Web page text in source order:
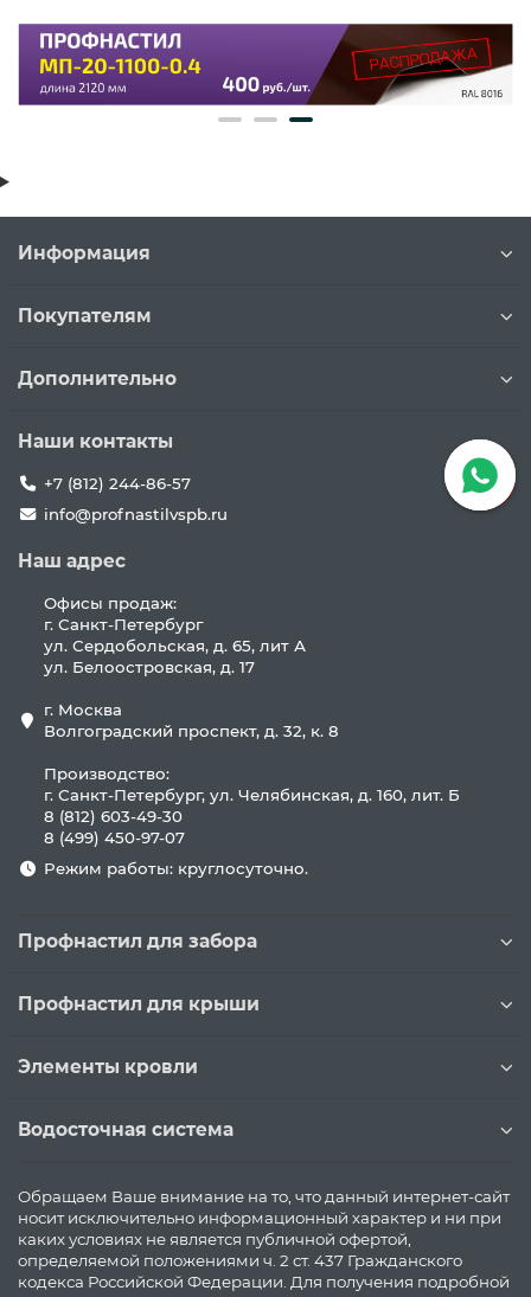
Информация
Покупателям
Дополнительно
Наши контакты
+7 (812) 244-86-57
info@profnastilvspb.ru
Наш адрес
Офисы продаж:
г. Санкт-Петербург
ул. Сердобольская, д. 65, лит А
ул. Белоостровская, д. 17
г. Москва
Волгоградский проспект, д. 32, к. 8
Производство:
г. Санкт-Петербург, ул. Челябинская, д. 160, лит. Б
8 (812) 603-49-30
8 (499) 450-97-07
Режим работы: круглосуточно.
Профнастил для забора
Профнастил для крыши
Элементы кровли
Водосточная система
Обращаем Ваше внимание на то, что данный интернет-сайт
носит исключительно информационный характер и ни при
каких условиях не является публичной офертой,
определяемой положениями ч. 2 ст. 437 Гражданского
кодекса Российской Федерации. Для получения подробной